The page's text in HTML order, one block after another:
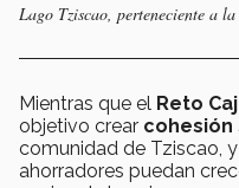
Lago Tziscao, perteneciente a
Mientras que el Reto
objetivo crear cohesión
comunidad de Tziscao,
ahorradores puedan